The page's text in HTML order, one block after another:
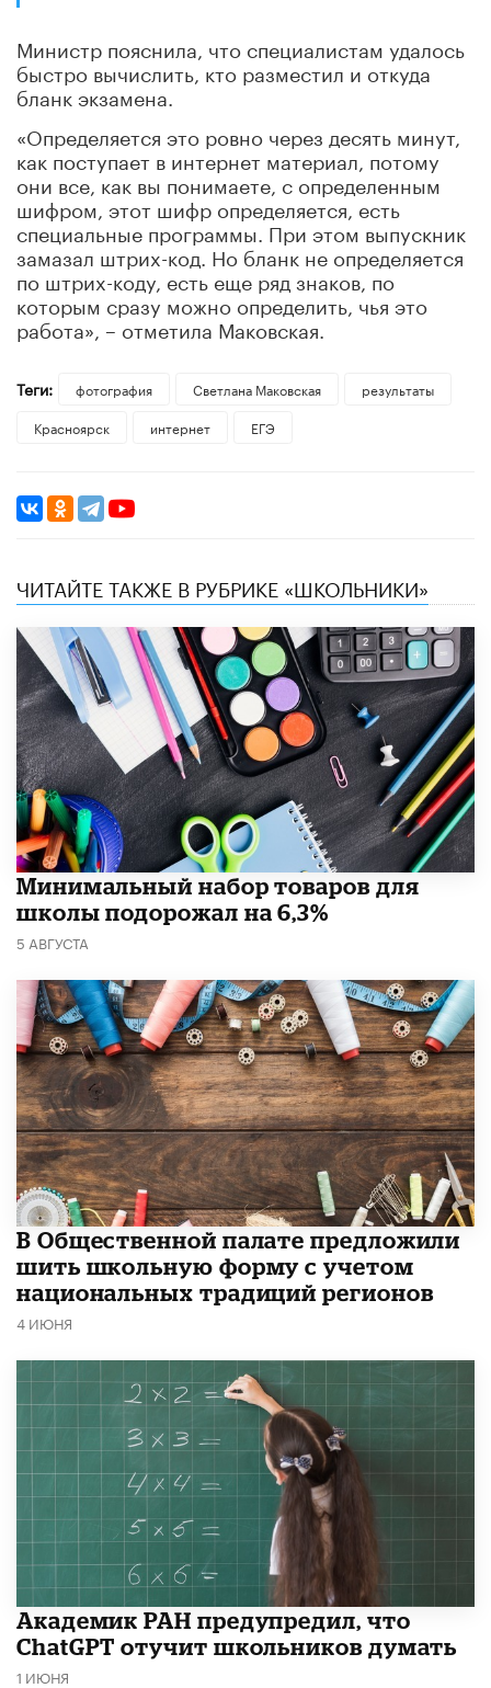
Министр пояснила, что специалистам удалось
быстро вычислить, кто разместил и откуда
бланк экзамена.
«Определяется это ровно через десять минут,
как поступает в интернет материал, потому
они все, как вы понимаете, с определенным
шифром, этот шифр определяется, есть
специальные программы. При этом выпускник
замазал штрих-код. Но бланк не определяется
по штрих-коду, есть еще ряд знаков, по
которым сразу можно определить, чья это
работа», – отметила Маковская.
Теги: фотография Светлана Маковская
результаты
Красноярск
интернет ЕГЭ
ЧИТАЙТЕ ТАКЖЕ В РУБРИКЕ «ШКОЛЬНИКИ»
Минимальный набор товаров для
школы подорожал на 6,3%
5 АВГУСТА
В Общественной палате предложили
шить школьную форму с учетом
национальных традиций регионов
4 ИЮНЯ
Академик РАН предупредил, что
ChatGPT отучит школьников думать
1 ИЮНЯ